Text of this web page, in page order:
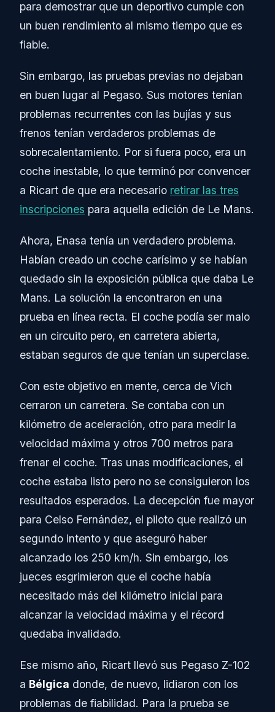
para demostrar que un deportivo cumple con
un buen rendimiento al mismo tiempo que es
fiable.
Sin embargo, las pruebas previas no dejaban
en buen lugar al Pegaso. Sus motores tenían
problemas recurrentes con las bujías y sus
frenos tenían verdaderos problemas de
sobrecalentamiento. Por si fuera poco, era un
coche inestable, lo que terminó por convencer
a Ricart de que era necesario retirar las tres
inscripciones para aquella edición de Le Mans.
Ahora, Enasa tenía un verdadero problema.
Habían creado un coche carísimo y se habían
quedado sin la exposición pública que daba Le
Mans. La solución la encontraron en una
prueba en línea recta. El coche podía ser malo
en un circuito pero, en carretera abierta,
estaban seguros de que tenían un superclase.
Con este objetivo en mente, cerca de Vich
cerraron un carretera. Se contaba con un
kilómetro de aceleración, otro para medir la
velocidad máxima y otros 700 metros para
frenar el coche. Tras unas modificaciones, el
coche estaba listo pero no se consiguieron los
resultados esperados. La decepción fue mayor
para Celso Fernández, el piloto que realizó un
segundo intento y que aseguró haber
alcanzado los 250 km/h. Sin embargo, los
jueces esgrimieron que el coche había
necesitado más del kilómetro inicial para
alcanzar la velocidad máxima y el récord
quedaba invalidado.
Ese mismo año, Ricart llevó sus Pegaso Z-102
a Bélgica donde, de nuevo, lidiaron con los
problemas de fiabilidad. Para la prueba se